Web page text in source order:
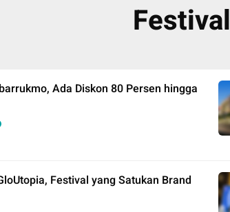
Festival
Ada Diskon 80 Persen hingga
Festival yang Satukan Brand